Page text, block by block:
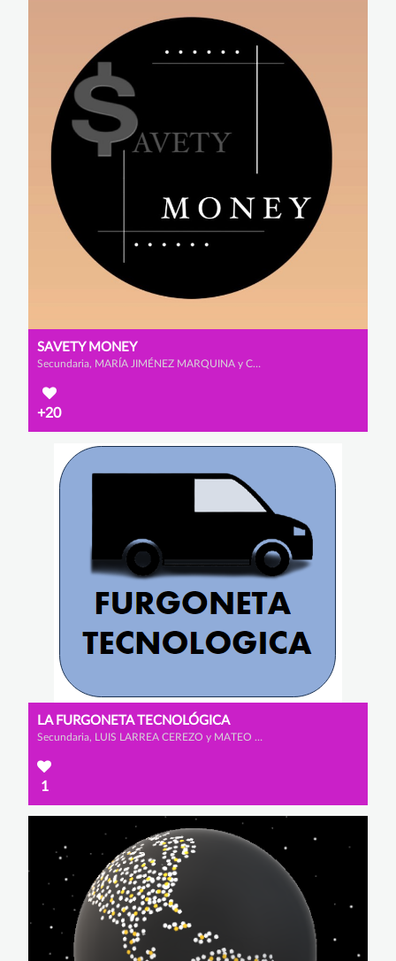
SAVETY MONEY
Secundaria, MARÍA JIMÉNEZ MARQUINA y CELIA MUÑOZ ROMERO
+20
LA FURGONETA TECNOLÓGICA
Secundaria, LUIS LARREA CEREZO y MATEO GONZÁLEZ RODRÍGUEZ
1